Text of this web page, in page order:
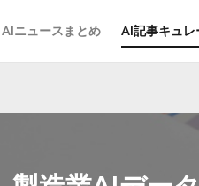
AIニュースまとめ AI記事キュレ